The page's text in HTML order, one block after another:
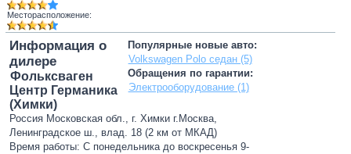
Месторасположение:
Популярные новые авто:
Volkswagen Polo седан (5)
Обращения по гарантии:
Электрооборудование (1)
Информация о
дилере
Фольксваген
Центр Германика
(Химки)
Россия Московская обл., г. Химки г.Москва,
Ленинградское ш., влад. 18 (2 км от МКАД)
Время работы: С понедельника до воскресенья 9-